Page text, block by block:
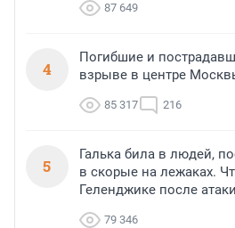
87 649
4
Погибшие и
взрыве в центре
85 317 216
5
Галька била в людей,
в скорые на лежаках.
Геленджике после
79 346